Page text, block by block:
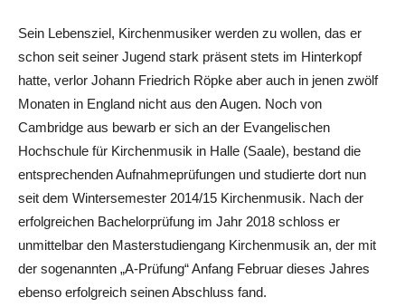
Sein Lebensziel, Kirchenmusiker werden zu wollen, das er
schon seit seiner Jugend stark präsent stets im Hinterkopf
hatte, verlor Johann Friedrich Röpke aber auch in jenen zwölf
Monaten in England nicht aus den Augen. Noch von
Cambridge aus bewarb er sich an der Evangelischen
Hochschule für Kirchenmusik in Halle (Saale), bestand die
entsprechenden Aufnahmeprüfungen und studierte dort nun
seit dem Wintersemester 2014/15 Kirchenmusik. Nach der
erfolgreichen Bachelorprüfung im Jahr 2018 schloss er
unmittelbar den Masterstudiengang Kirchenmusik an, der mit
der sogenannten „A-Prüfung“ Anfang Februar dieses Jahres
ebenso erfolgreich seinen Abschluss fand.